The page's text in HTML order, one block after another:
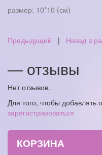
размер: 10*10 (см)
Предыдущий | Назад в
— отзывы
Нет отзывов.
Для того, чтобы добавлять
зарегистрироваться
КОРЗИНА